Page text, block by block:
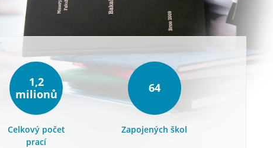
1,2
milionů
Celkový počet
prací
64
Zapojených škol